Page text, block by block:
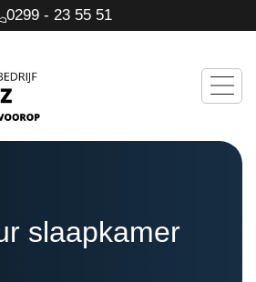
0299 - 23 55 51
slaapkamer